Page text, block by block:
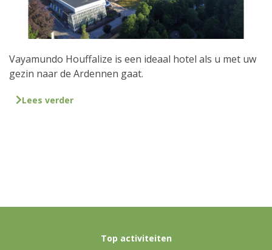
Vayamundo Houffalize is een ideaal hotel als u met uw
gezin naar de Ardennen gaat.
Lees verder
Top activiteiten